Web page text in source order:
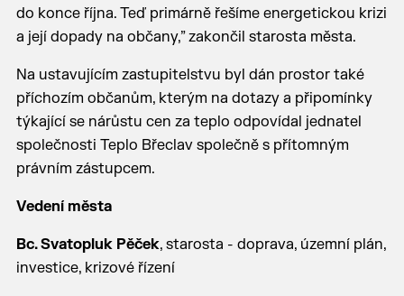
do konce října. Teď primárně řešíme energetickou krizi
a její dopady na občany,” zakončil starosta města.
Na ustavujícím zastupitelstvu byl dán prostor také
příchozím občanům, kterým na dotazy a připomínky
týkající se nárůstu cen za teplo odpovídal jednatel
společnosti Teplo Břeclav společně s přítomným
právním zástupcem.
Vedení města
Bc. Svatopluk Pěček, starosta - doprava, územní plán,
investice, krizové řízení